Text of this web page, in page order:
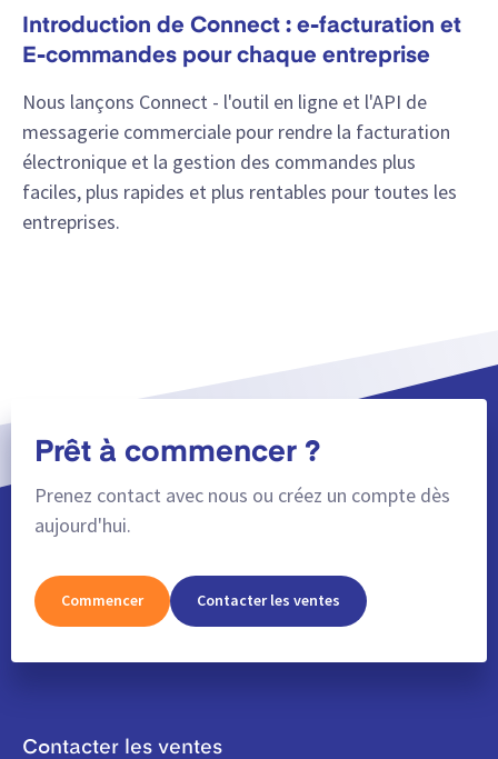
Introduction de Connect : e-facturation et
E-commandes pour chaque entreprise
Nous lançons Connect - l'outil en ligne et l'API de
messagerie commerciale pour rendre la facturation
électronique et la gestion des commandes plus
faciles, plus rapides et plus rentables pour toutes les
entreprises.
Prêt à commencer ?
Prenez contact avec nous ou créez un compte dès
aujourd'hui.
Commencer Contacter les ventes
Contacter les ventes